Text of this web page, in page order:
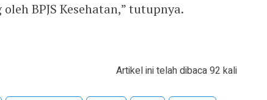
BPJS Kesehatan,” tutupnya.
Artikel ini telah dibaca 92 kali